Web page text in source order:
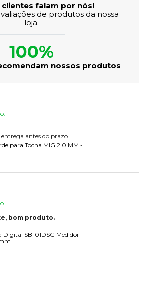
clientes falam por nós!
de produtos da nossa
loja.
100%
nossos produtos
antes do prazo.
para Tocha MIG 2.0 MM -
bom produto.
Digital SB-01DSG Medidor